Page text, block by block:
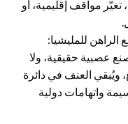
مواقف إقليمية، أو
الراهن للمليشيا:
عصبية حقيقية، ولا
ويُبقي العنف في دائرة
واتهامات دولية